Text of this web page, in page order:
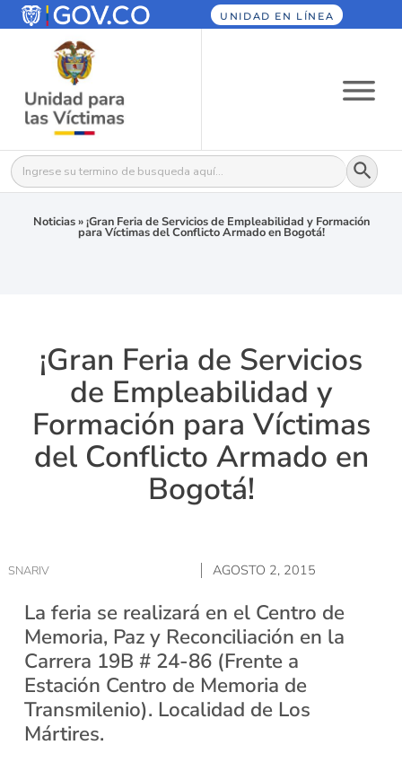
UNIDAD EN LÍNEA
Buscar: Botón
Noticias»¡Gran Feria de Servicios de Empleabilidad y Formación
para Víctimas del Conflicto Armado en Bogotá!
¡Gran Feria de Servicios
de Empleabilidad y
Formación para Víctimas
del Conflicto Armado en
Bogotá!
SNARIV AGOSTO 2, 2015
La feria se realizará en el Centro de
Memoria, Paz y Reconciliación en la
Carrera 19B # 24-86 (Frente a
Estación Centro de Memoria de
Transmilenio). Localidad de Los
Mártires.